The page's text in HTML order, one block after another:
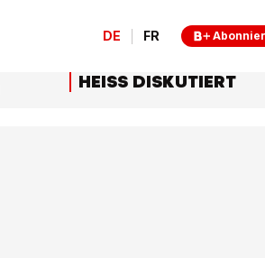
DE FR
HEISS DISKUTIERT